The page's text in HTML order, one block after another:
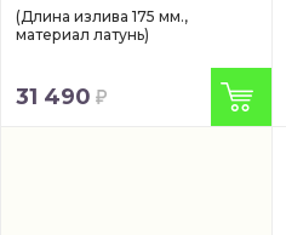
(Длина излива 175 мм.,
материал латунь)
31 490